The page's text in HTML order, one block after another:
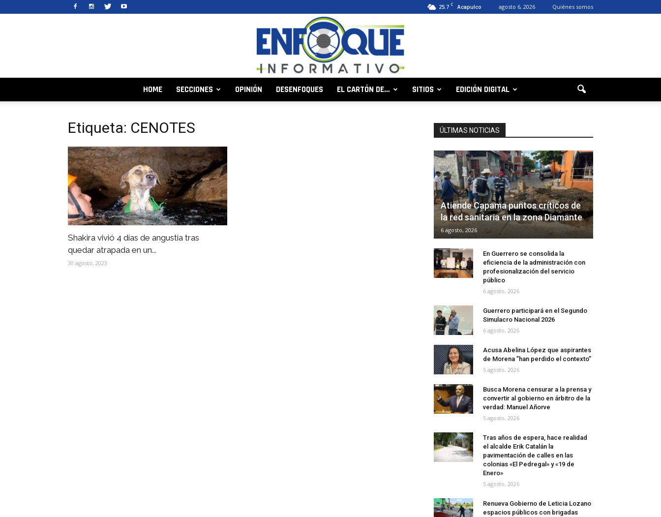
25.7 C Acapulco agosto 6, 2026 Quiénes somos
HOME SECCIONES OPINIÓN DESENFOQUES EL CARTÓN DE… SITIOS EDICIÓN DIGITAL
Etiqueta: CENOTES
Shakira vivió 4 días de angustia tras
quedar atrapada en un...
30 agosto, 2023
ÚLTIMAS NOTICIAS
Atiende Capama puntos críticos de
la red sanitaria en la zona Diamante
6 agosto, 2026
En Guerrero se consolida la
eficiencia de la administración con
profesionalización del servicio
público
6 agosto, 2026
Guerrero participará en el Segundo
Simulacro Nacional 2026
6 agosto, 2026
Acusa Abelina López que aspirantes
de Morena ”han perdido el contexto”
5 agosto, 2026
Busca Morena censurar a la prensa y
convertir al gobierno en árbitro de la
verdad: Manuel Añorve
5 agosto, 2026
Tras años de espera, hace realidad
el alcalde Erik Catalán la
pavimentación de calles en las
colonias «El Pedregal» y «19 de
Enero»
5 agosto, 2026
Renueva Gobierno de Leticia Lozano
espacios públicos con brigadas